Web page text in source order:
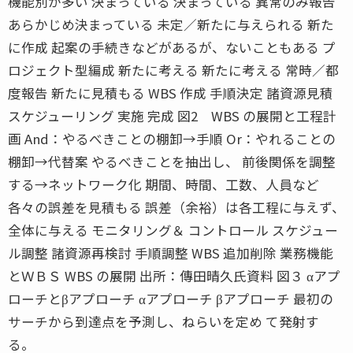
あらかじめ決まっている 未定／新たに与えられる 新た
に作成 起案の手続きなどがあるが、ないこともある プ
ロジェクト型編成 新たに考える 新たに考える 常時／都
度報告 新たに見積もる WBS 作成 手順決定 諸資源見積
スケジューリング 実施 完成 図2 WBS の展開と工程計
画 And：やるべきことの棚卸→手順 Or：やれることの
棚卸→代替案 やるべきことを抽出し、 前後関係を調整
する→ネットワーク化 期間、時間、工数、人員など
各々の誤差を見積もる 誤差（余裕）は各工程に与えず、
全体に与える モニタリング＆ コントロール スケジュー
ル調整 諸資源再検討 手順調整 WBS 追加削除 業務機能
とＷＢＳ WBS の展開 出所：傳田晴久氏資料 図３ αアプ
ローチとβアプローチ αアプローチ βアプローチ 最初の
サーチから到達点を予測し、ねらいを定め て発射す
る。